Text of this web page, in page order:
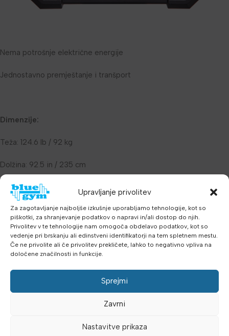
Upravljanje privolitev
Za zagotavljanje najboljše izkušnje uporabljamo tehnologije, kot so
piškotki, za shranjevanje podatkov o napravi in/ali dostop do njih.
Privolitev v te tehnologije nam omogoča obdelavo podatkov, kot so
vedenje pri brskanju ali edinstveni identifikatorji na tem spletnem mestu.
Če ne privolite ali če privolitev prekličete, lahko to negativno vpliva na
določene značilnosti in funkcije.
Sprejmi
Zavrni
Nastavitve prikaza
Nema potrošnje električne energije
Jednostavno premještanje i tranšport
Dimenzije:
Teža: 124.6 lb / 92 kg
Dolžina: 92.5 in / 235 cm
Širina: 20.1 in / 51 cm
Višina: 48.6 in / 123.4 cm
Maksimalna teža uporabnika: 350 lb / 158.8 kg
Barva: črna